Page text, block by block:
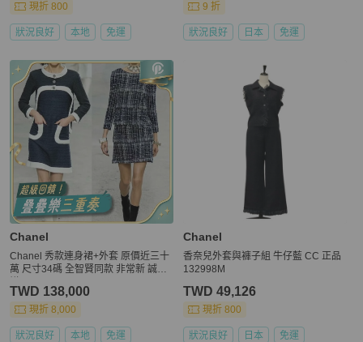
現折 800
狀況良好 本地 免運
9 折
狀況良好 日本 免運
Chanel
Chanel 秀款連身裙+外套 原價近三十
萬 尺寸34碼 全智賢同款 非常新 誠可
TWD 138,000
現折 8,000
狀況良好 本地 免運
Chanel
香奈兒外套與褲子組 牛仔藍 CC 正品
132998M
TWD 49,126
現折 800
狀況良好 日本 免運